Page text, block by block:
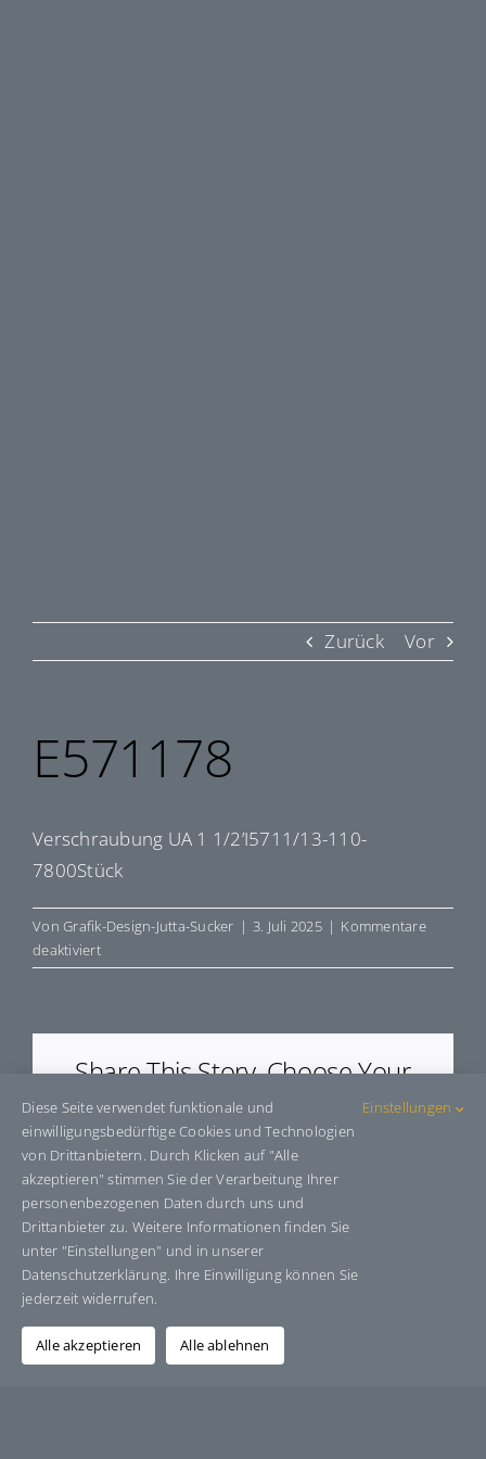
Zurück Vor
E571178
Verschraubung UA 1 1/2’I5711/13-110-
7800Stück
VonGrafik-Design-Jutta-Sucker | 3. Juli 2025 | Kommentare
deaktiviertfür
E571178
Share This Story, Choose Your
Platform!
Facebook Bluesky WhatsAppTelegram
E-
Mail
Über den Autor: Grafik-Design-Jutta-Sucker
Diese Seite verwendet funktionale und
einwilligungsbedürftige Cookies und Technologien
von Drittanbietern. Durch Klicken auf "Alle
akzeptieren" stimmen Sie der Verarbeitung Ihrer
personenbezogenen Daten durch uns und
Drittanbieter zu. Weitere Informationen finden Sie
unter "Einstellungen" und in unserer
Datenschutzerklärung. Ihre Einwilligung können Sie
jederzeit widerrufen.
Einstellungen
Alle akzeptieren Alle ablehnen